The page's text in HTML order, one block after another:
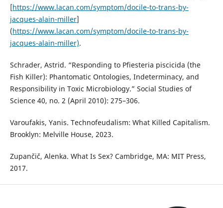
[https://www.lacan.com/symptom/docile-to-trans-by-
jacques-alain-miller]
(https://www.lacan.com/symptom/docile-to-trans-by-
jacques-alain-miller).
Schrader, Astrid. “Responding to Pfiesteria piscicida (the
Fish Killer): Phantomatic Ontologies, Indeterminacy, and
Responsibility in Toxic Microbiology.” Social Studies of
Science 40, no. 2 (April 2010): 275–306.
Varoufakis, Yanis. Technofeudalism: What Killed Capitalism.
Brooklyn: Melville House, 2023.
Zupančič, Alenka. What Is Sex? Cambridge, MA: MIT Press,
2017.